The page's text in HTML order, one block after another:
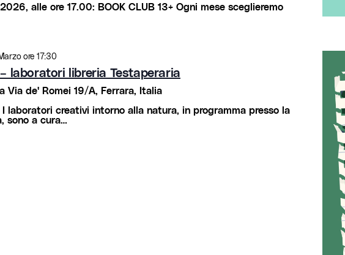
alle ore 17.00: BOOK CLUB 13+ Ogni mese sceglieremo
laboratori libreria Testaperaria
ore 17:30
Via de' Romei 19/A, Ferrara, Italia
I laboratori creativi intorno alla natura, in programma presso la
sono a cura…